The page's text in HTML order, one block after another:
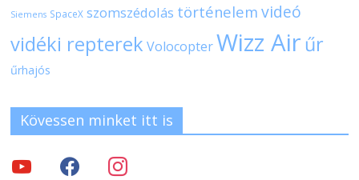
Siemens SpaceX szomszédolás történelem videó
vidéki repterek Volocopter Wizz Air űr
űrhajós
Kövessen minket itt is